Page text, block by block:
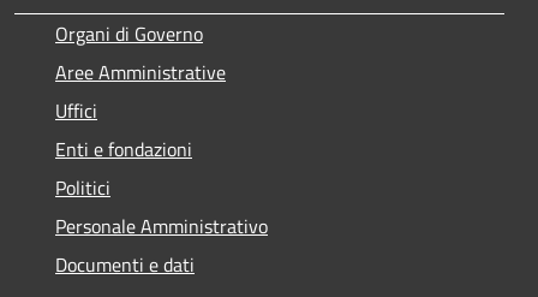
Organi di Governo
Aree Amministrative
Uffici
Enti e fondazioni
Politici
Personale Amministrativo
Documenti e dati